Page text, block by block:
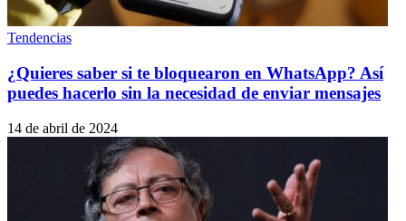
Tendencias
¿Quieres saber si te bloquearon en WhatsApp? Así
puedes hacerlo sin la necesidad de enviar mensajes
14 de abril de 2024